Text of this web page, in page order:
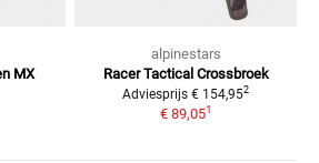
MX
alpinestars
Racer Tactical Crossbroek
Adviesprijs € 154,952
€ 89,051